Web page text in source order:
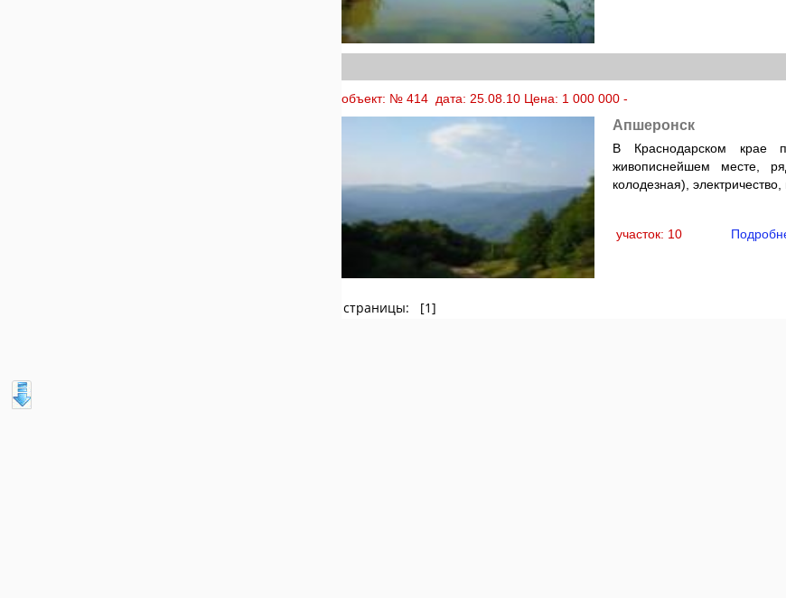
объект: № 414 дата: 25.08.10 Цена: 1 000 000 -
Апшеронск
В Краснодарском крае
живописнейшем месте,
колодезная),
участок: 10
страницы: [1]